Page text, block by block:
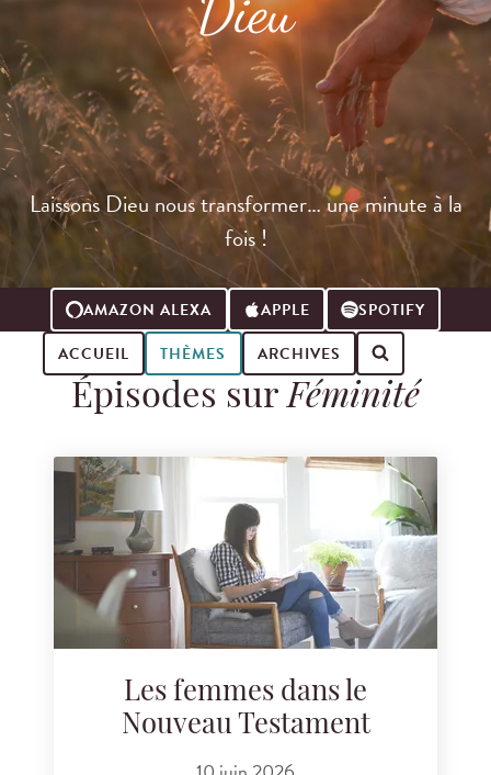
Laissons Dieu nous transformer… une minute à la
fois !
AMAZON ALEXA APPLE
SPOTIFY
ACCUEIL
THÈMES ARCHIVES
Search for podcast episodes
Épisodes surFéminité
Les femmes dans le
Nouveau Testament